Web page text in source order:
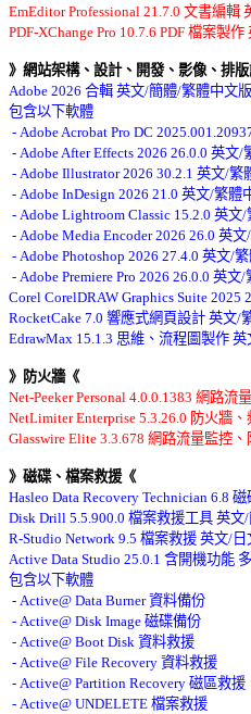
EmEditor Professional 21.7.0 文書編輯
PDF-XChange Pro 10.7.6 PDF 檔案製
》網站架構、設計、開發、影像、排
Adobe 2026 合輯 英文/簡體/繁體中文版
包含以下軟體
- Adobe Acrobat Pro DC
- Adobe After Effects 2026 26.0.0 英文/
- Adobe Illustrator 2026 30.2.1 英文/繁
- Adobe InDesign 2026 21.0 英文/繁體
- Adobe Lightroom Classic 15.2.0 英文
- Adobe Media Encoder 2026 26.0 英
- Adobe Photoshop 2026 27.4.0 英文/
- Adobe Premiere Pro 2026 26.0.0 英文
Corel CorelDRAW Graphics Suite
RocketCake 7.0 響應式網頁設計 英文/
EdrawMax 15.1.3 思維、流程圖製作
》防火牆《
Net-Peeker Personal 4.0.0.1383 網路流
NetLimiter Enterprise 5.3.26.0 防火牆
》磁碟、檔案救援《
Hasleo Data Recovery Technician 6.8
Disk Drill 5.5.900.0 檔案救援工具 英文
R-Studio Network 9.5 檔案救援 英文/
Active Data Studio 25.0.1 含開機功能
包含以下軟體
- Active@ Data Burner 資料備份
- Active@ Disk Image 磁碟備份
- Active@ Boot Disk 資料救援
- Active@ File Recovery 資料救援
- Active@ Partition Recovery 磁區救援
- Active@ UNDELETE 檔案救援